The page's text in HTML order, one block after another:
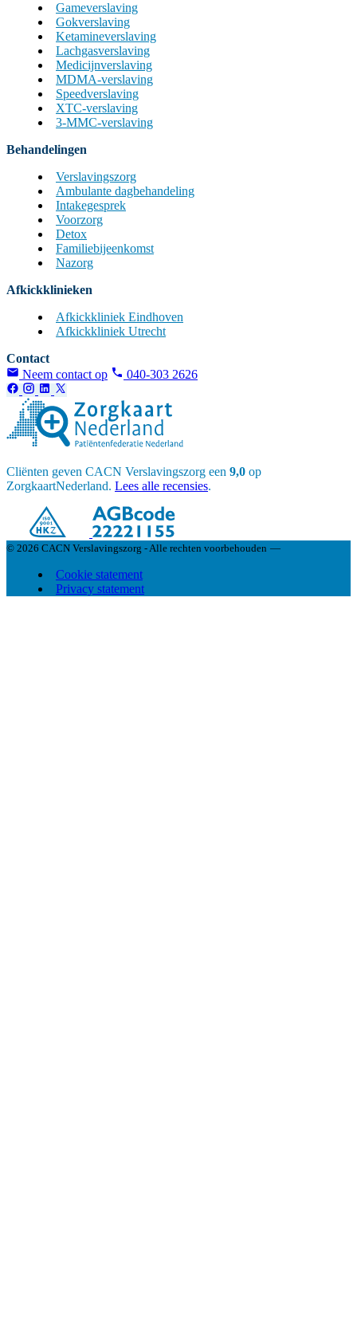
Gameverslaving
Gokverslaving
Ketamineverslaving
Lachgasverslaving
Medicijnverslaving
MDMA-verslaving
Speedverslaving
XTC-verslaving
3-MMC-verslaving
Behandelingen
Verslavingszorg
Ambulante dagbehandeling
Intakegesprek
Voorzorg
Detox
Familiebijeenkomst
Nazorg
Afkickklinieken
Afkickkliniek Eindhoven
Afkickkliniek Utrecht
Contact
Neem contact op
040-303 2626
Cliënten geven CACN Verslavingszorg een 9,0 op
ZorgkaartNederland. Lees alle recensies.
© 2026 CACN Verslavingszorg - Alle rechten voorbehouden —
Cookie statement
Privacy statement